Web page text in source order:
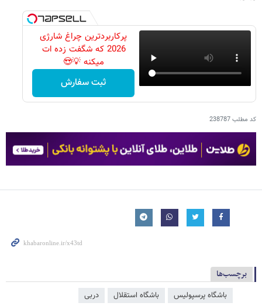
پرکاربردترین چراغ شارژی
2026 که شگفت زده ات
میکنه 💡😍
ثبت سفارش
کد مطلب238787
برچسب‌ها
باشگاه پرسپولیس باشگاه استقلال دربی